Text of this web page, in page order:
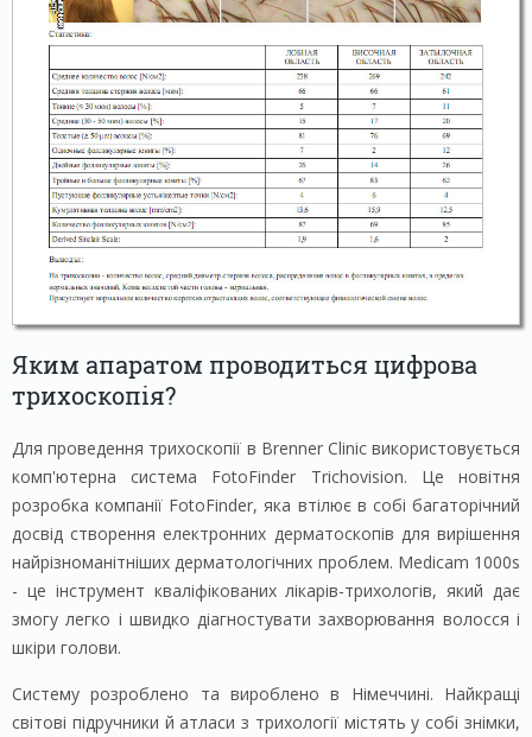
Яким апаратом проводиться цифрова
трихоскопія?
Для проведення трихоскопії в Brenner Clinic використовується
комп'ютерна система FotoFinder Trichovision. Це новітня
розробка компанії FotoFinder, яка втілює в собі багаторічний
досвід створення електронних дерматоскопів для вирішення
найрізноманітніших дерматологічних проблем. Medicam 1000s
- це інструмент кваліфікованих лікарів-трихологів, який дає
змогу легко і швидко діагностувати захворювання волосся і
шкіри голови.
Систему розроблено та вироблено в Німеччині. Найкращі
світові підручники й атласи з трихології містять у собі знімки,